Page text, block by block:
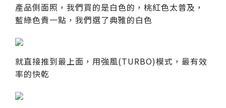
產品側面照，我們買的是白色的，桃紅色太普及，
藍綠色貴一點，我們選了典雅的白色
就直接推到最上面，用強風(TURBO)模式，最有效
率的快乾